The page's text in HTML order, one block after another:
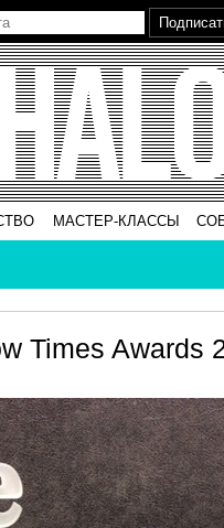
МАСТЕР-КЛАССЫ
Times Awards